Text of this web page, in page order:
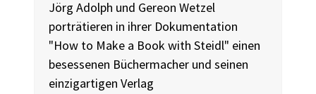
Jörg Adolph und Gereon Wetzel
porträtieren in ihrer Dokumentation
"How to Make a Book with Steidl" einen
besessenen Büchermacher und seinen
einzigartigen Verlag